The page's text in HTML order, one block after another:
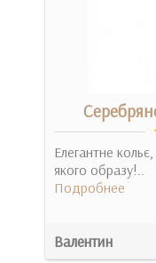
Елегантне
якого образу!..
Подробнее
Валентин